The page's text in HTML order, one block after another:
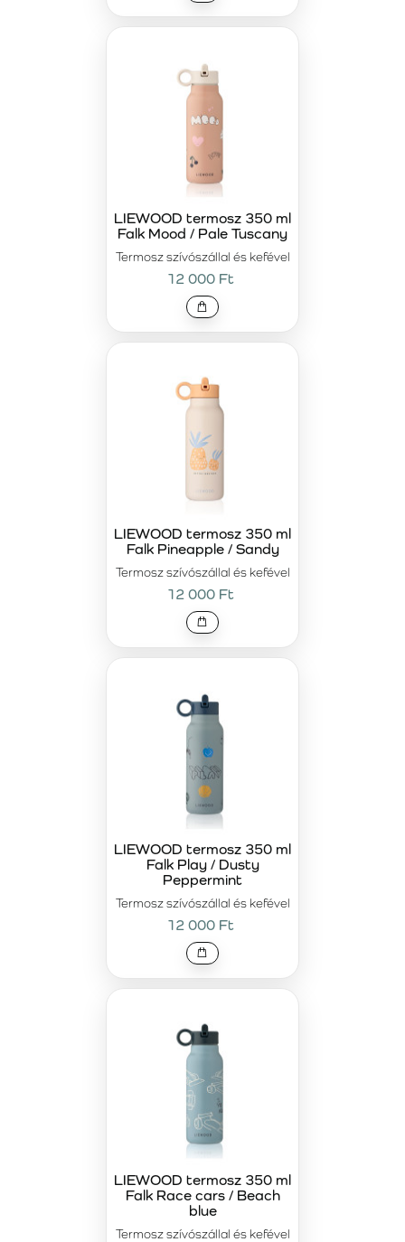
Termosz szívószállal és kefével
LIEWOOD termosz 350 ml
Falk Mood / Pale Tuscany
12 000 Ft
Termosz szívószállal és kefével
LIEWOOD termosz 350 ml
Falk Pineapple / Sandy
12 000 Ft
Termosz szívószállal és kefével
LIEWOOD termosz 350 ml
Falk Play / Dusty
Peppermint
12 000 Ft
Termosz szívószállal és kefével
LIEWOOD termosz 350 ml
Falk Race cars / Beach
blue